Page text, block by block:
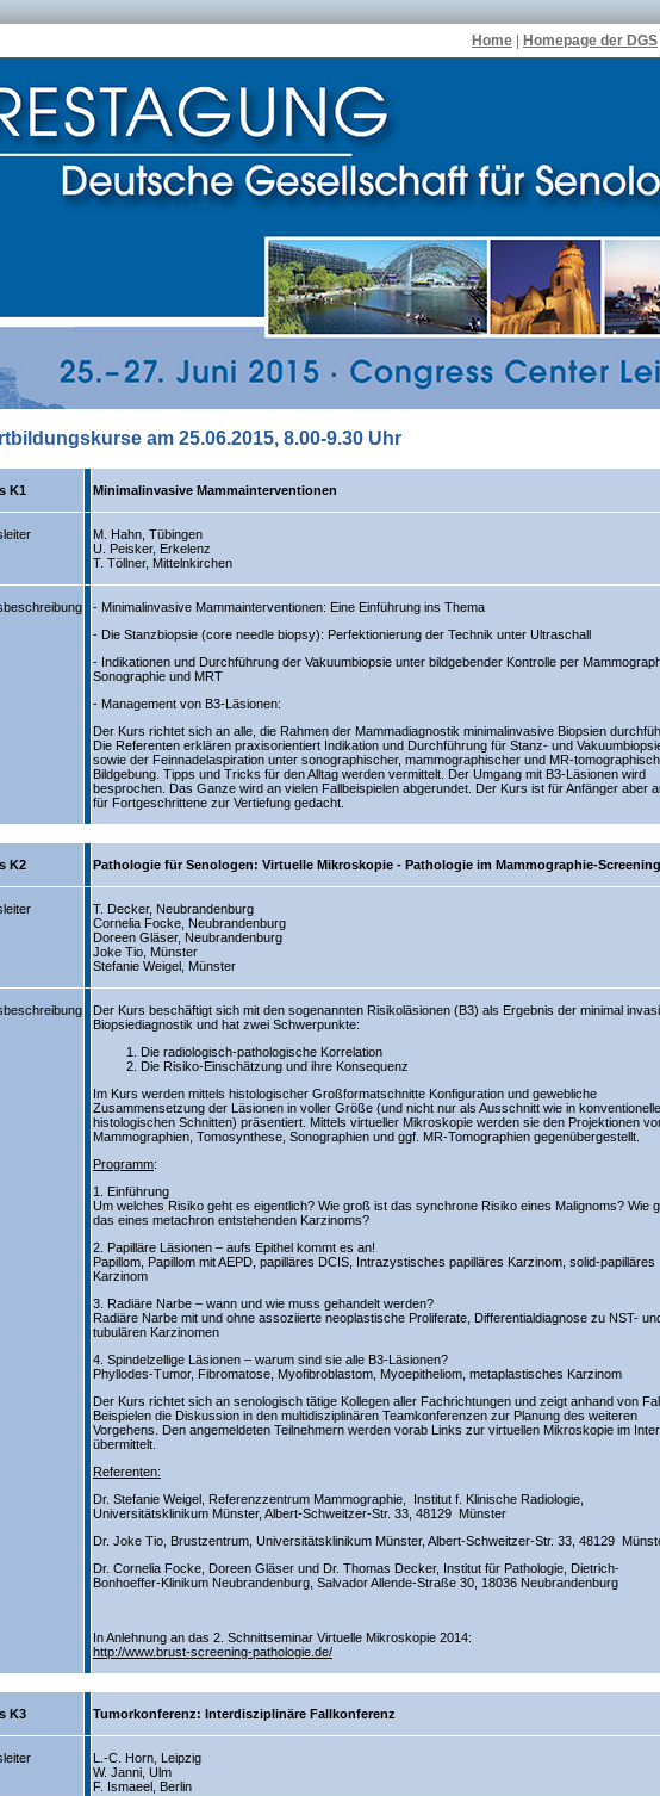
Home Homepage der DGS
am 25.06.2015, 8.00-9.30 Uhr
K1 Minimalinvasive Mammainterventionen
M. Hahn, Tübingen
U. Peisker, Erkelenz
T. Töllner, Mittelnkirchen
- Minimalinvasive Mammainterventionen: Eine Einführung ins Thema
- Die Stanzbiopsie (core needle biopsy): Perfektionierung der Technik unter Ultraschall
- Indikationen und Durchführung der Vakuumbiopsie unter bildgebender Kontrolle per
Sonographie und MRT
- Management von B3-Läsionen:
Der Kurs richtet sich an alle, die Rahmen der Mammadiagnostik minimalinvasive Biopsien
Die Referenten erklären praxisorientiert Indikation und Durchführung für Stanz- und
sowie der Feinnadelaspiration unter sonographischer, mammographischer und MR-
Bildgebung. Tipps und Tricks für den Alltag werden vermittelt. Der Umgang mit B3-Läsionen wird
besprochen. Das Ganze wird an vielen Fallbeispielen abgerundet. Der Kurs ist für Anfänger aber
für Fortgeschrittene zur Vertiefung gedacht.
K2 Pathologie für Senologen: Virtuelle Mikroskopie - Pathologie im Mammographie-Screening
T. Decker, Neubrandenburg
Cornelia Focke, Neubrandenburg
Doreen Gläser, Neubrandenburg
Joke Tio, Münster
Stefanie Weigel, Münster
Der Kurs beschäftigt sich mit den sogenannten Risikoläsionen (B3) als Ergebnis der minimal
Biopsiediagnostik und hat zwei Schwerpunkte:
Die radiologisch-pathologische Korrelation
Die Risiko-Einschätzung und ihre Konsequenz
Im Kurs werden mittels histologischer Großformatschnitte Konfiguration und gewebliche
Zusammensetzung der Läsionen in voller Größe (und nicht nur als Ausschnitt wie in
histologischen Schnitten) präsentiert. Mittels virtueller Mikroskopie werden sie den Projektionen
Mammographien, Tomosynthese, Sonographien und ggf. MR-Tomographien gegenübergestellt.
Programm:
1. Einführung
Um welches Risiko geht es eigentlich? Wie groß ist das synchrone Risiko eines Malignoms? Wie
das eines metachron entstehenden Karzinoms?
2. Papilläre Läsionen – aufs Epithel kommt es an!
Papillom, Papillom mit AEPD, papilläres DCIS, Intrazystisches papilläres Karzinom, solid-papilläres
Karzinom
3. Radiäre Narbe – wann und wie muss gehandelt werden?
Radiäre Narbe mit und ohne assoziierte neoplastische Proliferate, Differentialdiagnose zu NST-
tubulären Karzinomen
4. Spindelzellige Läsionen – warum sind sie alle B3-Läsionen?
Phyllodes-Tumor, Fibromatose, Myofibroblastom, Myoepitheliom, metaplastisches Karzinom
Der Kurs richtet sich an senologisch tätige Kollegen aller Fachrichtungen und zeigt anhand von
Beispielen die Diskussion in den multidisziplinären Teamkonferenzen zur Planung des weiteren
Vorgehens. Den angemeldeten Teilnehmern werden vorab Links zur virtuellen Mikroskopie im
übermittelt.
Referenten:
Dr. Stefanie Weigel, Referenzzentrum Mammographie, Institut f. Klinische Radiologie,
Universitätsklinikum Münster, Albert-Schweitzer-Str. 33, 48129 Münster
Dr. Joke Tio, Brustzentrum, Universitätsklinikum Münster, Albert-Schweitzer-Str. 33, 48129
Dr. Cornelia Focke, Doreen Gläser und Dr. Thomas Decker, Institut für Pathologie, Dietrich-
Bonhoeffer-Klinikum Neubrandenburg, Salvador Allende-Straße 30, 18036 Neubrandenburg
In Anlehnung an das 2. Schnittseminar Virtuelle Mikroskopie 2014:
http://www.brust-screening-pathologie.de/
K3 Tumorkonferenz: Interdisziplinäre Fallkonferenz
L.-C. Horn, Leipzig
W. Janni, Ulm
F. Ismaeel, Berlin